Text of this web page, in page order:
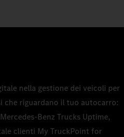
nella gestione dei veicoli per
che riguardano il tuo autocarro:
Trucks Uptime,
clienti My TruckPoint for